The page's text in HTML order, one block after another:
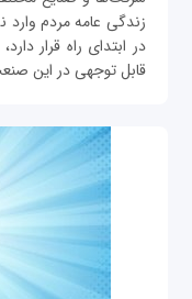
زندگی عامه مردم وارد
در ابتدای راه قرار
قابل توجهی‌ در این